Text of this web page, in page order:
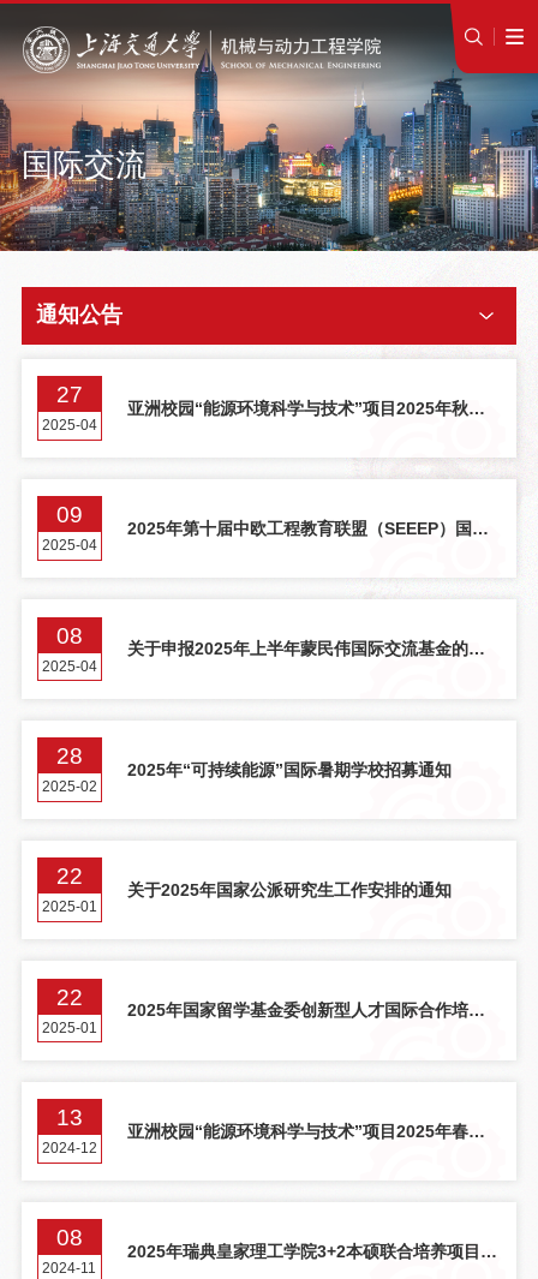
国际交流
通知公告
27
2025-04
亚洲校园“能源环境科学与技术”项目2025年秋韩
09
2025-04
2025年第十届中欧工程教育联盟（SEEEP）国际
08
2025-04
关于申报2025年上半年蒙民伟国际交流基金的通
28
2025-02
2025年“可持续能源”国际暑期学校招募通知
22
2025-01
关于2025年国家公派研究生工作安排的通知
22
2025-01
2025年国家留学基金委创新型人才国际合作培养
13
2024-12
亚洲校园“能源环境科学与技术”项目2025年春韩
08
2024-11
2025年瑞典皇家理工学院3+2本硕联合培养项目申